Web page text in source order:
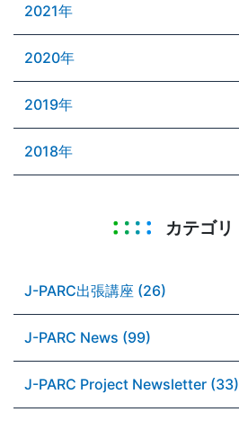
2021年
2020年
2019年
2018年
カテゴリ
J-PARC出張講座 (26)
J-PARC News (99)
J-PARC Project Newsletter (33)